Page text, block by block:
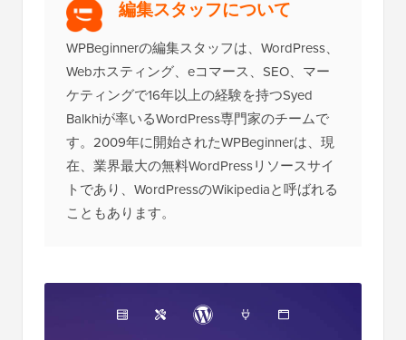
編集スタッフについて
WPBeginnerの編集スタッフは、WordPress、
Webホスティング、eコマース、SEO、マー
ケティングで16年以上の経験を持つSyed
Balkhiが率いるWordPress専門家のチームで
す。2009年に開始されたWPBeginnerは、現
在、業界最大の無料WordPressリソースサイ
トであり、WordPressのWikipediaと呼ばれる
こともあります。